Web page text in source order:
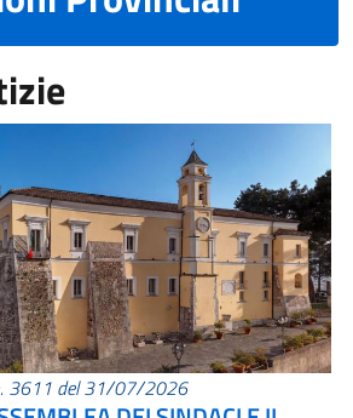
3611 del 31/07/2026